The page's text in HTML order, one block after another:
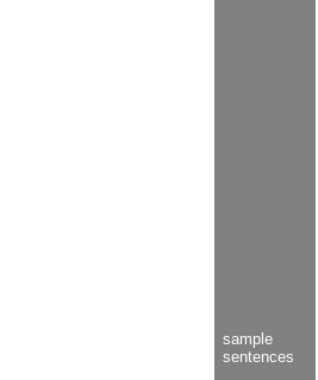
sample
sentences